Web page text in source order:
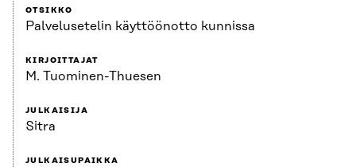
OTSIKKO
Palvelusetelin käyttöönotto kunnissa
KIRJOITTAJAT
M. Tuominen-Thuesen
JULKAISIJA
Sitra
JULKAISUPAIKKA